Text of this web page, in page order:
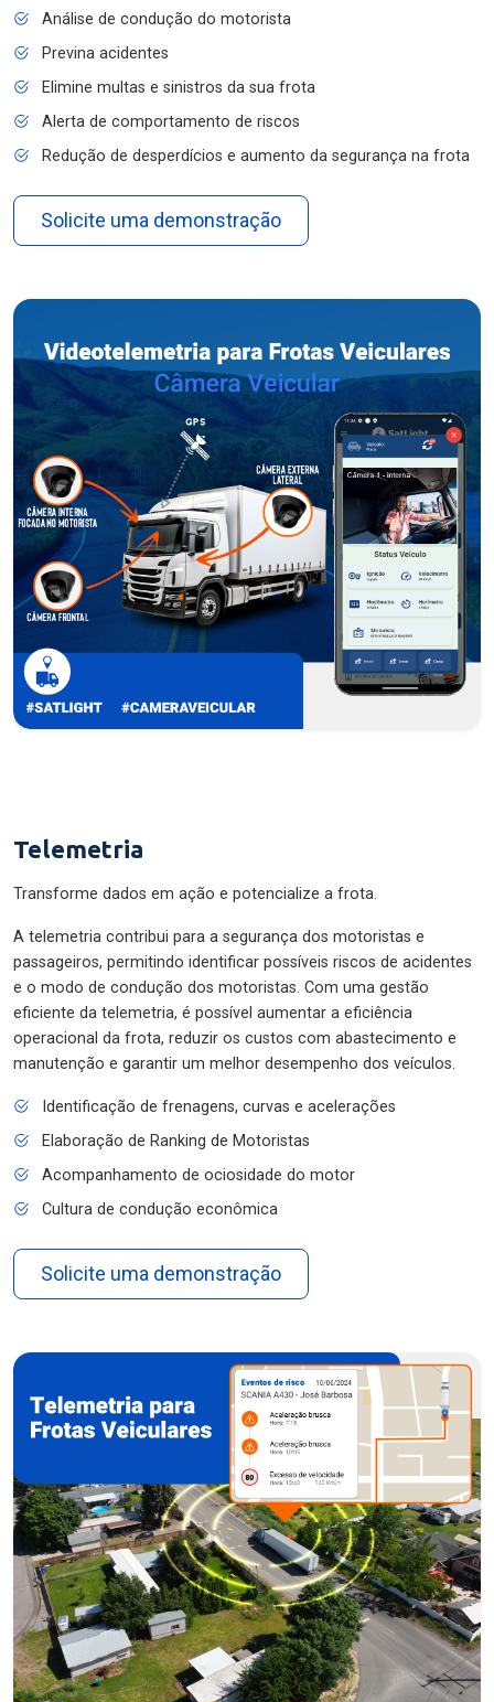
Análise de condução do motorista
Previna acidentes
Elimine multas e sinistros da sua frota
Alerta de comportamento de riscos
Redução de desperdícios e aumento da segurança na frota
Solicite uma demonstração
Telemetria
Transforme dados em ação e potencialize a frota.
A telemetria contribui para a segurança dos motoristas e
passageiros, permitindo identificar possíveis riscos de acidentes
e o modo de condução dos motoristas. Com uma gestão
eficiente da telemetria, é possível aumentar a eficiência
operacional da frota, reduzir os custos com abastecimento e
manutenção e garantir um melhor desempenho dos veículos.
Identificação de frenagens, curvas e acelerações
Elaboração de Ranking de Motoristas
Acompanhamento de ociosidade do motor
Cultura de condução econômica
Solicite uma demonstração